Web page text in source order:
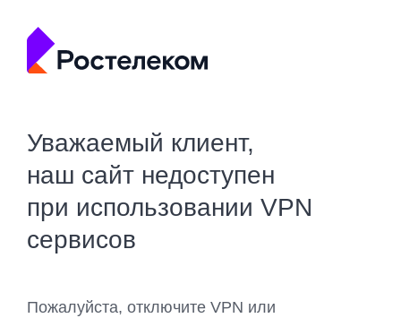
Уважаемый клиент,
наш сайт недоступен
при использовании VPN
сервисов
Пожалуйста, отключите VPN или